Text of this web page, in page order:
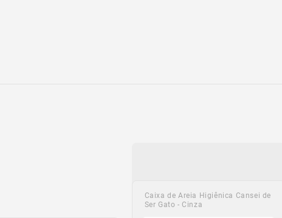
Caixa de Areia Higiênica Cansei de
Ser Gato - Cinza
Caixa de Areia Higiênica Cansei de
Ser Gato - Amarela
Tapete Coletor de Areia Cansei de
Ser Gato